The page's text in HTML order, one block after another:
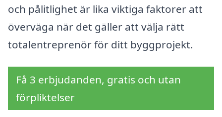
och pålitlighet är lika viktiga faktorer att
överväga när det gäller att välja rätt
totalentreprenör för ditt byggprojekt.
Få 3 erbjudanden, gratis och utan
förpliktelser